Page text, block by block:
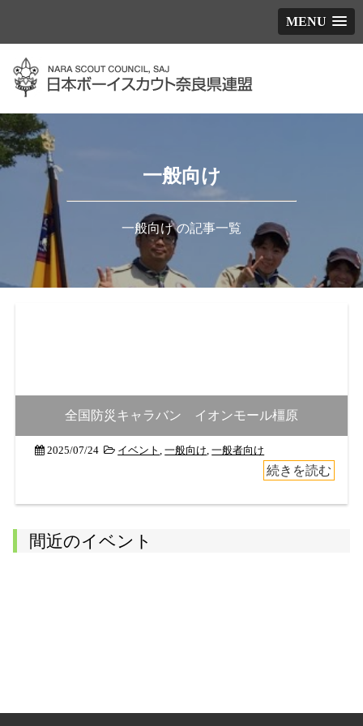
MENU
一般向け
一般向け の記事一覧
全国防災キャラバン イオンモール橿原
2025/07/24 イベント,一般向け,一般者向け
続きを読む
間近のイベント